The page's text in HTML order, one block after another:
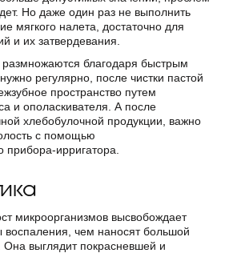
Но даже один раз не выполнить
мягкого налета, достаточно для
и их затвердевания.
размножаются благодаря быстрым
регулярно, после чистки пастой
пространство путем
и ополаскивателя. А после
хлебобулочной продукции, важно
с помощью
прибора-ирригатора.
микроорганизмов высвобождает
воспаления, чем наносят большой
Она выглядит покрасневшей и